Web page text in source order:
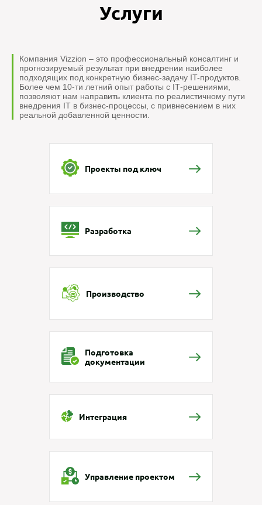
Услуги
Компания Vizzion – это профессиональный консалтинг и
прогнозируемый результат при внедрении наиболее
подходящих под конкретную бизнес-задачу IT-продуктов.
Более чем 10-ти летний опыт работы с IТ-решениями,
позволяют нам направить клиента по реалистичному пути
внедрения IT в бизнес-процессы, с привнесением в них
реальной добавленной ценности.
Проекты под ключ
Разработка
Производство
Подготовка
документации
Интеграция
Управление проектом